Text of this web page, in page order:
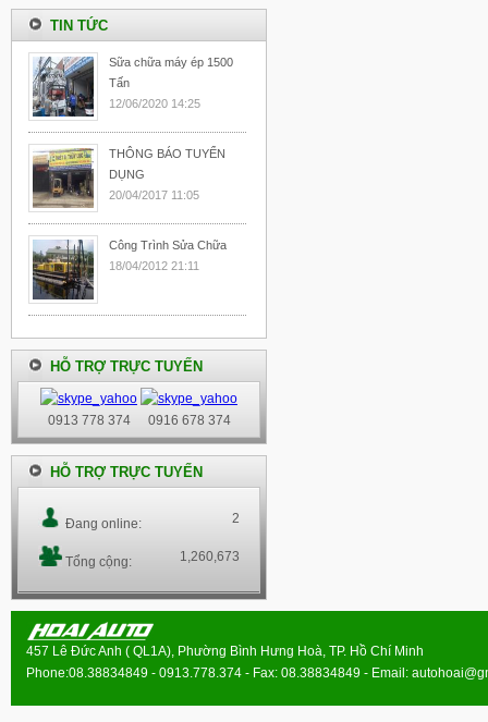
TIN TỨC
Sữa chữa máy ép 1500
Tấn
12/06/2020 14:25
THÔNG BÁO TUYỂN
DỤNG
20/04/2017 11:05
Công Trình Sửa Chữa
18/04/2012 21:11
HỖ TRỢ TRỰC TUYẾN
0913 778 374 0916 678 374
HỖ TRỢ TRỰC TUYẾN
Đang online: 2
Tổng cộng: 1,260,673
457 Lê Đức Anh ( QL1A), Phường Bình Hưng Hoà, TP. Hồ Chí Minh
Phone:08.38834849 - 0913.778.374 - Fax: 08.38834849 - Email: